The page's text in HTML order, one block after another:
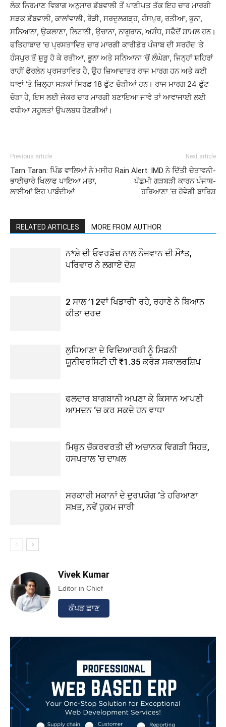
ਲੋਕ ਨਿਰਮਾਣ ਵਿਭਾਗ ਅਨੁਸਾਰ ਡੱਬਵਾਲੀ ਤੋਂ ਪਾਣੀਪਤ ਤੱਕ ਇਹ ਚਾਰ ਮਾਰਗੀ
ਸੜਕ ਡੱਬਵਾਲੀ, ਕਾਲਾਂਵਾਲੀ, ਰੋੜੀ, ਸਰਦੂਲਗੜ੍ਹ, ਹੰਸਪੁਰ, ਰਤੀਆ, ਭੂਨਾ,
ਸਨਿਆਨਾ, ਉਕਲਾਣਾ, ਲਿਟਾਨੀ, ਉਚਾਨਾ, ਨਾਗੂਰਾਨ, ਅਸੰਧ, ਸਫੈਦੋਂ ਸ਼ਾਮਲ ਹਨ।
ਫਤਿਹਾਬਾਦ ‘ਚ ਪ੍ਰਸਤਾਵਿਤ ਚਾਰ ਮਾਰਗੀ ਕਾਰੀਡੋਰ ਪੰਜਾਬ ਦੀ ਸਰਹੱਦ ‘ਤੇ
ਹੰਸਪੁਰ ਤੋਂ ਸ਼ੁਰੂ ਹੋ ਕੇ ਰਤੀਆ, ਭੂਨਾ ਅਤੇ ਸਨਿਆਨਾ ‘ਚੋਂ ਲੰਘੇਗਾ, ਜਿਨ੍ਹਾਂ ਸ਼ਹਿਰਾਂ
ਰਾਹੀਂ ਫੋਰਲੇਨ ਪ੍ਰਸਤਾਵਿਤ ਹੈ, ਉਹ ਜ਼ਿਆਦਾਤਰ ਰਾਜ ਮਾਰਗ ਹਨ ਅਤੇ ਕਈ
ਥਾਵਾਂ ‘ਤੇ ਜ਼ਿਲ੍ਹਾ ਸੜਕਾਂ ਸਿਰਫ਼ 18 ਫੁੱਟ ਚੌੜੀਆਂ ਹਨ। ਰਾਜ ਮਾਰਗ 24 ਫੁੱਟ
ਚੌੜਾ ਹੈ, ਇਸ ਲਈ ਜੇਕਰ ਚਾਰ ਮਾਰਗੀ ਬਣਾਇਆ ਜਾਵੇ ਤਾਂ ਆਵਾਜਾਈ ਲਈ
ਵਧੀਆ ਸਹੂਲਤਾਂ ਉਪਲਬਧ ਹੋਣਗੀਆਂ।
Previous article
Tarn Taran: ਪਿੰਡ ਵਾਲਿਆਂ ਨੇ ਮਸੀਹ
ਭਾਈਚਾਰੇ ਖਿਲਾਫ ਪਾਇਆ ਮਤਾ,
ਲਾਈਆਂ ਇਹ ਪਾਬੰਦੀਆਂ
Next article
Rain Alert: IMD ਨੇ ਦਿੱਤੀ ਚੇਤਾਵਨੀ-
ਪੱਛਮੀ ਗੜਬੜੀ ਕਾਰਨ ਪੰਜਾਬ-
ਹਰਿਆਣਾ ‘ਚ ਹੋਵੇਗੀ ਬਾਰਿਸ਼
RELATED ARTICLES MORE FROM AUTHOR
ਨ*ਸ਼ੇ ਦੀ ਓਵਰਡੋਜ਼ ਨਾਲ ਨੌਜਵਾਨ ਦੀ ਮੌ*ਤ,
ਪਰਿਵਾਰ ਨੇ ਲਗਾਏ ਦੋਸ਼
2 ਸਾਲ ’12ਵਾਂ ਖਿਡਾਰੀ’ ਰਹੇ, ਰਹਾਣੇ ਨੇ ਬਿਆਨ
ਕੀਤਾ ਦਰਦ
ਲੁਧਿਆਣਾ ਦੇ ਵਿਦਿਆਰਥੀ ਨੂੰ ਸਿਡਨੀ
ਯੂਨੀਵਰਸਿਟੀ ਦੀ ₹1.35 ਕਰੋੜ ਸਕਾਲਰਸ਼ਿਪ
ਫਲਦਾਰ ਬਾਗਬਾਨੀ ਅਪਣਾ ਕੇ ਕਿਸਾਨ ਆਪਣੀ
ਆਮਦਨ ‘ਚ ਕਰ ਸਕਦੇ ਹਨ ਵਾਧਾ
ਮਿਥੁਨ ਚੱਕਰਵਰਤੀ ਦੀ ਅਚਾਨਕ ਵਿਗੜੀ ਸਿਹਤ,
ਹਸਪਤਾਲ ‘ਚ ਦਾਖ਼ਲ
ਸਰਕਾਰੀ ਮਕਾਨਾਂ ਦੇ ਦੁਰਪਯੋਗ ‘ਤੇ ਹਰਿਆਣਾ
ਸਖ਼ਤ, ਨਵੇਂ ਹੁਕਮ ਜਾਰੀ
Vivek Kumar
Editor in Chief
ਕੱਪੜ ਛਾਣ